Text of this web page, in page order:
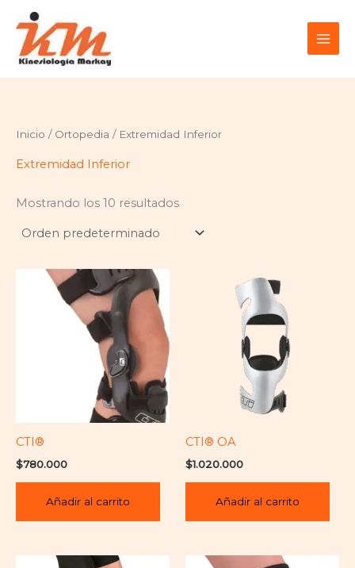
contenido
Inicio / Ortopedia / Extremidad Inferior
Extremidad Inferior
Mostrando los 10 resultados
CTI®
$780.000
Añadir al carrito
CTI® OA
$1.020.000
Añadir al carrito